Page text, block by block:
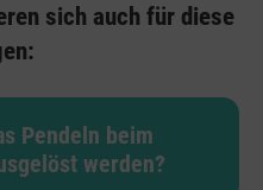
sich auch für diese
Pendeln beim
werden?